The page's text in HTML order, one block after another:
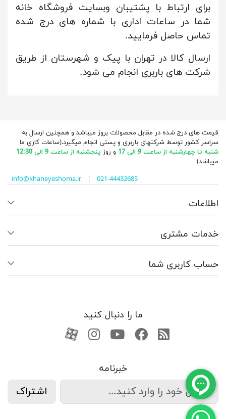
برای ارتباط با پشتیبان وبسایت فروشگاه خانه
شما در ساعات اداری با شماره های درج شده
تماس حاصل فرمایید.
ارسال کالا در تهران با پیک و شهرستان از طریق
شرکت های باربری انجام می شود.
قیمت های درج شده در مقابل محصولات بروز میباشد و همچنین ارسال به
سراسر کشور توسط شرکتهای باربری و پستی انجام میگیرد.(ساعات کاری ما
شنبه تا چهارشنبه از ساعت 9 الی 17
و روز پنجشنبه از ساعت 9 الی 12:30
میباشد)
info@khaneyeshoma.ir¦ 021-44432685
اطلاعات
خدمات مشتری
حساب کاربری شما
ما را دنبال کنید
RSSفیسبوکیوتیوبکانال آپارات
کانال آپارات
خبرنامه
اشتراک